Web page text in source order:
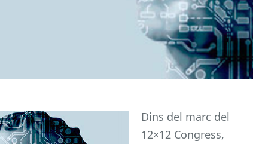
Dins del marc del
12×12 Congress,